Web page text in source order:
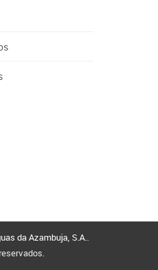
da Azambuja, S.A..